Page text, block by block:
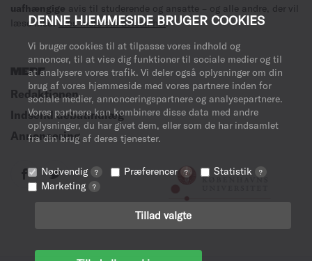
DENNE HJEMMESIDE BRUGER COOKIES
Vi bruger cookies til at tilpasse vores indhold og
annoncer, til at vise dig funktioner til sociale medier og til
at analysere vores trafik. Vi deler også oplysninger om din
brug af vores hjemmeside med vores partnere inden for
sociale medier, annonceringspartnere og analysepartnere.
Vores partnere kan kombinere disse data med andre
oplysninger, du har givet dem, eller som de har indsamlet
fra din brug af deres tjenester.
Nødvendig ? Præferencer ? Statistik ?
Marketing ?
Tillad valgte
uafhængige avis til studerende og ansatte – og alle andre, der vil
læse med.Læs mere om avisen her.
MERE
Redaktionen
Indsend debatindlæg
Annoncering